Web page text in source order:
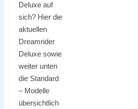
Deluxe auf
sich? Hier die
aktuellen
Dreamrider
Deluxe sowie
weiter unten
die Standard
– Modelle
übersichtlich